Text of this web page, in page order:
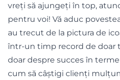
vreți să ajungeți în top,
pentru voi! Vă aduc
au trecut de la pictura de
într-un timp record de doar
doar despre succes în
cum să câștigi clienți